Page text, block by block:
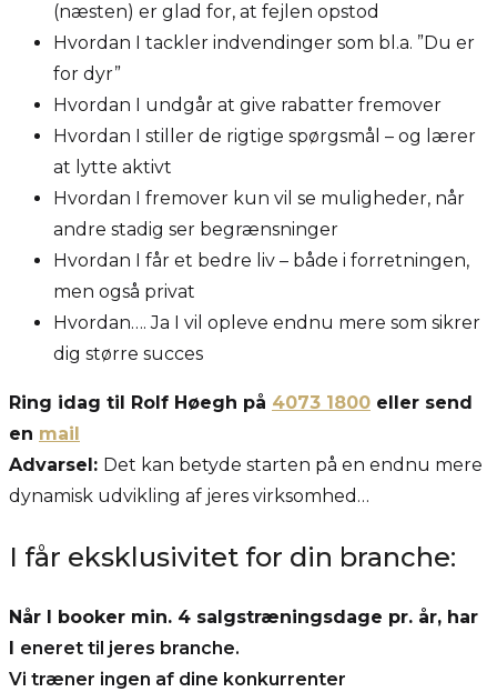
(næsten) er glad for, at fejlen opstod
Hvordan I tackler indvendinger som bl.a. ”Du er
for dyr”
Hvordan I undgår at give rabatter fremover
Hvordan I stiller de rigtige spørgsmål – og lærer
at lytte aktivt
Hvordan I fremover kun vil se muligheder, når
andre stadig ser begrænsninger
Hvordan I får et bedre liv – både i forretningen,
men også privat
Hvordan…. Ja I vil opleve endnu mere som sikrer
dig større succes
Ring idag til Rolf Høegh på 4073 1800 eller send
en mail
Advarsel: Det kan betyde starten på en endnu mere
dynamisk udvikling af jeres virksomhed…
I får eksklusivitet for din branche:
Når I booker min. 4 salgstræningsdage pr. år, har
I eneret til jeres branche.
Vi træner ingen af dine konkurrenter